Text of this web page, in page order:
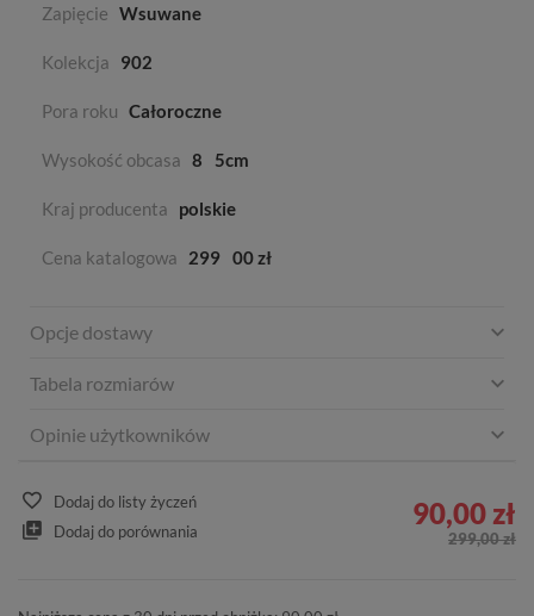
Zapięcie Wsuwane
Kolekcja 902
Pora roku Całoroczne
Wysokość obcasa 8 5cm
Kraj producenta polskie
Cena katalogowa 299 00 zł
Opcje dostawy
Tabela rozmiarów
Opinie użytkowników
Dodaj do listy życzeń
Dodaj do porównania
90,00 zł
299,00 zł